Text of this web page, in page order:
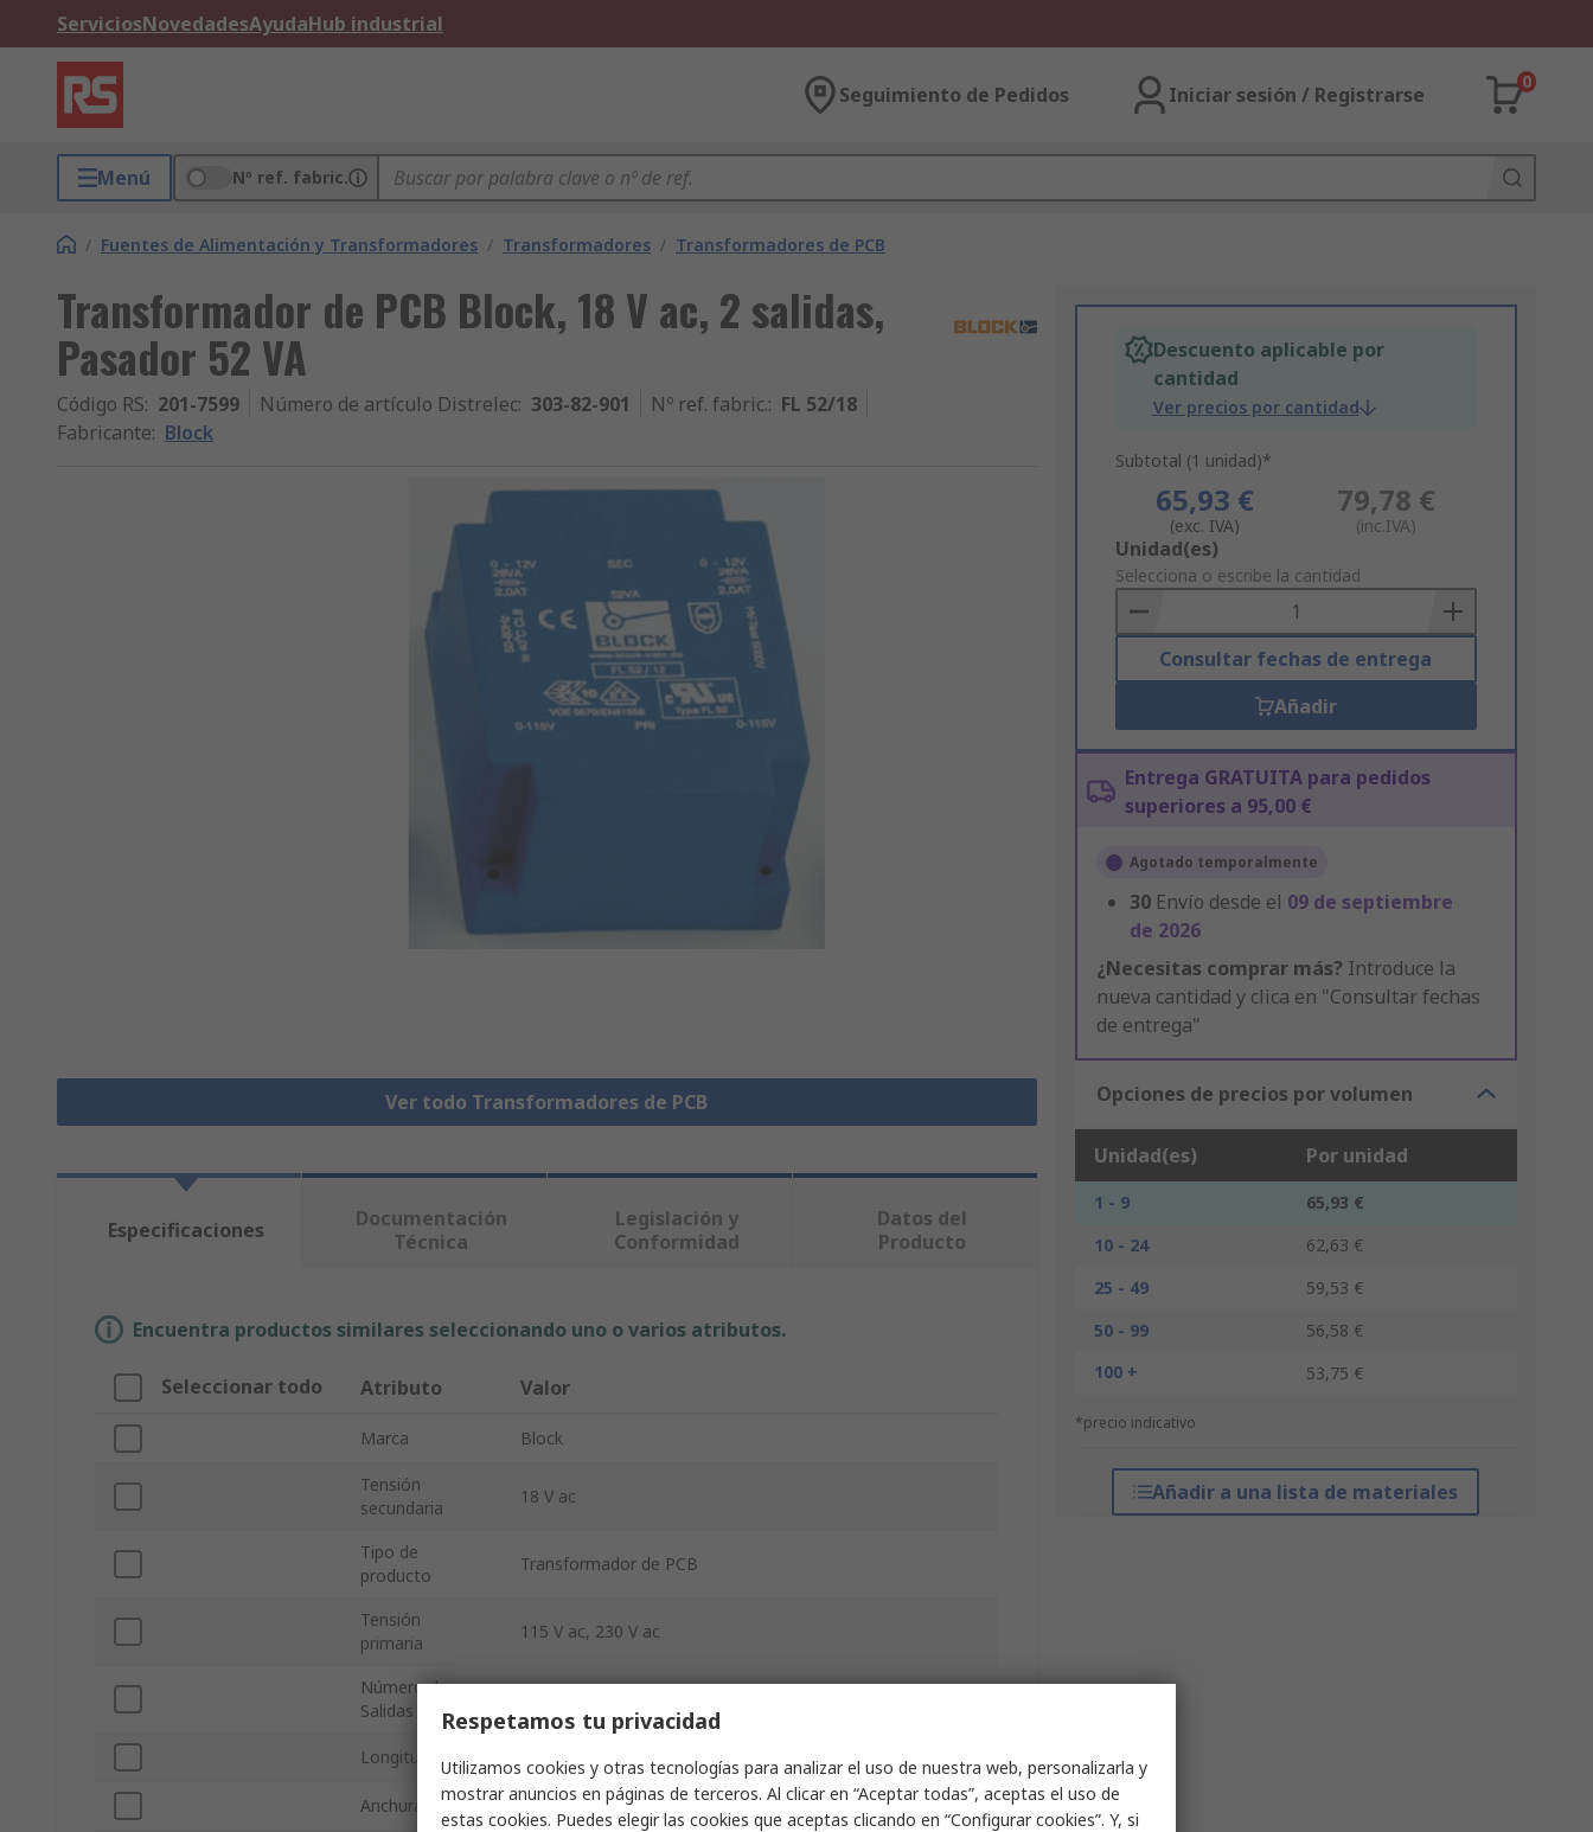
ServiciosNovedadesAyudaHub industrial
Seguimiento de Pedidos Iniciar sesión / Registrarse
0
Menú Nº ref. fabric.
/ Fuentes de Alimentación y Transformadores / Transformadores / Transformadores de PCB
Transformador de PCB Block, 18 V ac, 2 salidas,
Pasador 52 VA
Código RS: 201-7599 Número de artículo Distrelec: 303-82-901 Nº ref. fabric.: FL 52/18
Fabricante: Block
Ver todo Transformadores de PCB
Descuento aplicable por
cantidad
Ver precios por cantidad
Subtotal (1 unidad)*
65,93 €
(exc. IVA)
79,78 €
(inc.IVA)
Add
to
Basket
Unidad(es)
Selecciona o escribe la cantidad
Consultar fechas de entrega
Añadir
Entrega GRATUITA para pedidos
superiores a 95,00 €
Agotado temporalmente
30 Envío desde el 09 de septiembre
de 2026
¿Necesitas comprar más? Introduce la
nueva cantidad y clica en "Consultar fechas
de entrega"
Opciones de precios por volumen
Unidad(es) Por unidad
1 - 9
65,93 €
10 - 24
62,63 €
25 - 49
59,53 €
50 - 99
56,58 €
100 +
53,75 €
*precio indicativo
Añadir a una lista de materiales
Especificaciones
Documentación
Técnica
Legislación y
Conformidad
Datos del
Producto
Encuentra productos similares seleccionando uno o varios atributos.
Seleccionar todo Atributo Valor
Marca Block
Tensión
secundaria
18 V ac
Tipo de
producto
Transformador de PCB
Tensión
primaria
115 V ac, 230 V ac
Número de
Salidas
Longitud 86.5mm
Anchura 49mm
Respetamos tu privacidad
Utilizamos cookies y otras tecnologías para analizar el uso de nuestra web, personalizarla y
mostrar anuncios en páginas de terceros. Al clicar en “Aceptar todas”, aceptas el uso de
estas cookies. Puedes elegir las cookies que aceptas clicando en “Configurar cookies”. Y, si